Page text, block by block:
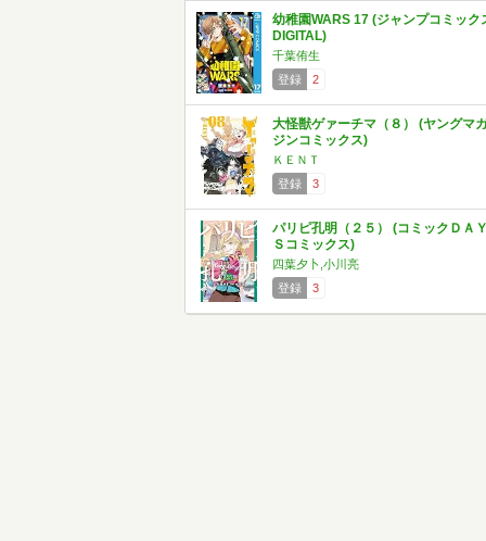
幼稚園WARS 17 (ジャンプコミック
DIGITAL)
千葉侑生
登録
2
大怪獣ゲァーチマ（８） (ヤングマ
ジンコミックス)
ＫＥＮＴ
登録
3
パリピ孔明（２５） (コミックＤＡ
Ｓコミックス)
四葉夕卜,小川亮
登録
3